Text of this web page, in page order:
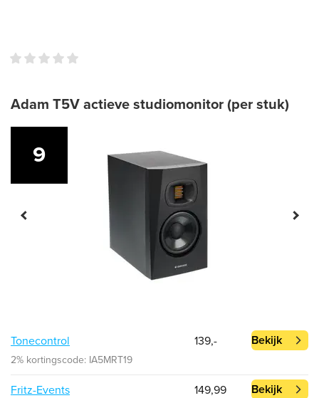
Adam T5V actieve studiomonitor (per stuk)
9
Tonecontrol
2% kortingscode: IA5MRT19
139,- Bekijk
Fritz-Events 149,99 Bekijk